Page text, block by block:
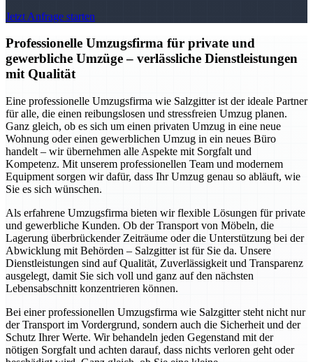
Jetzt Anfrage starten
Professionelle Umzugsfirma für private und
gewerbliche Umzüge – verlässliche Dienstleistungen
mit Qualität
Eine professionelle Umzugsfirma wie Salzgitter ist der ideale Partner
für alle, die einen reibungslosen und stressfreien Umzug planen.
Ganz gleich, ob es sich um einen privaten Umzug in eine neue
Wohnung oder einen gewerblichen Umzug in ein neues Büro
handelt – wir übernehmen alle Aspekte mit Sorgfalt und
Kompetenz. Mit unserem professionellen Team und modernem
Equipment sorgen wir dafür, dass Ihr Umzug genau so abläuft, wie
Sie es sich wünschen.
Als erfahrene Umzugsfirma bieten wir flexible Lösungen für private
und gewerbliche Kunden. Ob der Transport von Möbeln, die
Lagerung überbrückender Zeiträume oder die Unterstützung bei der
Abwicklung mit Behörden – Salzgitter ist für Sie da. Unsere
Dienstleistungen sind auf Qualität, Zuverlässigkeit und Transparenz
ausgelegt, damit Sie sich voll und ganz auf den nächsten
Lebensabschnitt konzentrieren können.
Bei einer professionellen Umzugsfirma wie Salzgitter steht nicht nur
der Transport im Vordergrund, sondern auch die Sicherheit und der
Schutz Ihrer Werte. Wir behandeln jeden Gegenstand mit der
nötigen Sorgfalt und achten darauf, dass nichts verloren geht oder